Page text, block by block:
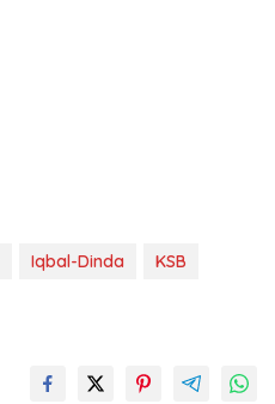
Iqbal-Dinda
KSB